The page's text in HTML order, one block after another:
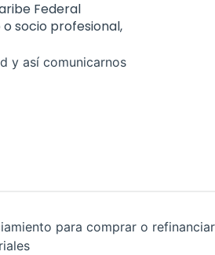
Federal
socio profesional,
y así comunicarnos
para comprar o